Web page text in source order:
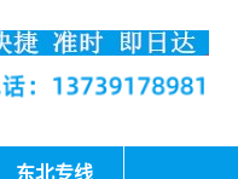
东北专线